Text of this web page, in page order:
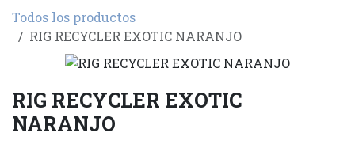
Todos los productos
RIG RECYCLER EXOTIC NARANJO
RIG RECYCLER EXOTIC
NARANJO